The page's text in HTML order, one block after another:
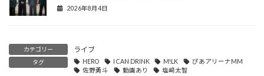
2026年8月4日
カテゴリー ライブ
タグ HERO I CAN DRINK M!LK
ぴあアリーナMM
佐野勇斗
動画あり 塩﨑太智